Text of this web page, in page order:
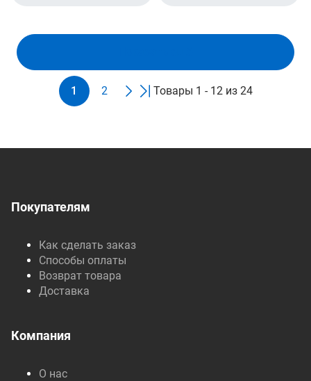
1 2 Товары 1 - 12 из 24
Покупателям
Как сделать заказ
Способы оплаты
Возврат товара
Доставка
Компания
О нас